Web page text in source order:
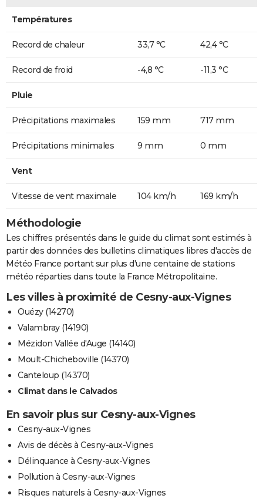
Températures
Record de chaleur 33,7 °C 42,4 °C
Record de froid -4,8 °C -11,3 °C
Pluie
Précipitations maximales 159 mm 717 mm
Précipitations minimales 9 mm 0 mm
Vent
Vitesse de vent maximale 104 km/h 169 km/h
Méthodologie
Les chiffres présentés dans le guide du climat sont estimés à
partir des données des bulletins climatiques libres d'accès de
Météo France portant sur plus d'une centaine de stations
météo réparties dans toute la France Métropolitaine.
Les villes à proximité de Cesny-aux-Vignes
Ouézy (14270)
Valambray (14190)
Mézidon Vallée d'Auge (14140)
Moult-Chicheboville (14370)
Canteloup (14370)
Climat dans le Calvados
En savoir plus sur Cesny-aux-Vignes
Cesny-aux-Vignes
Avis de décès à Cesny-aux-Vignes
Délinquance à Cesny-aux-Vignes
Pollution à Cesny-aux-Vignes
Risques naturels à Cesny-aux-Vignes